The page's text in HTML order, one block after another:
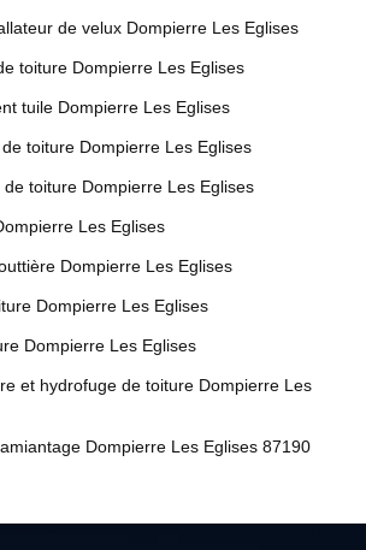
de velux Dompierre Les Eglises
toiture Dompierre Les Eglises
tuile Dompierre Les Eglises
toiture Dompierre Les Eglises
toiture Dompierre Les Eglises
Les Eglises
Dompierre Les Eglises
Dompierre Les Eglises
Dompierre Les Eglises
et hydrofuge de toiture Dompierre Les
Dompierre Les Eglises 87190